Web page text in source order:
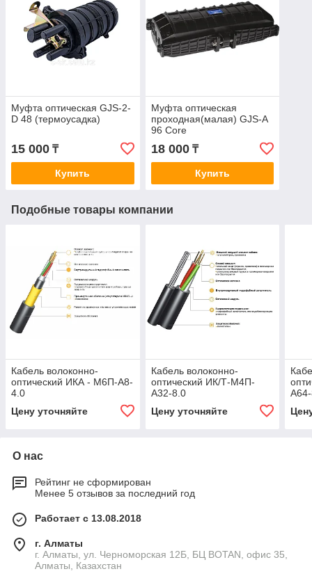
Муфта оптическая GJS-2-
D 48 (термоусадка)
15 000 ₸
Купить
Муфта оптическая
проходная(малая) GJS-А
96 Core
18 000₸
Купить
Подобные товары компании
Кабель волоконно-
оптический ИКА - М6П-А8-
4.0
Цену уточняйте
Кабель волоконно-
оптический ИК/Т-М4П-
А32-8.0
Цену уточняйте
О нас
Рейтинг не сформирован
Менее 5 отзывов за последний год
Работает с 13.08.2018
г. Алматы
г. Алматы, ул. Черноморская 12Б, БЦ BOTAN, офис 35,
Алматы, Казахстан